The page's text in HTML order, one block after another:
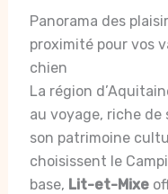
Panorama des
proximité pour vos
chien
La région
au voyage, riche de
son patrimoine
choisissent le
base, Lit-et-Mixe